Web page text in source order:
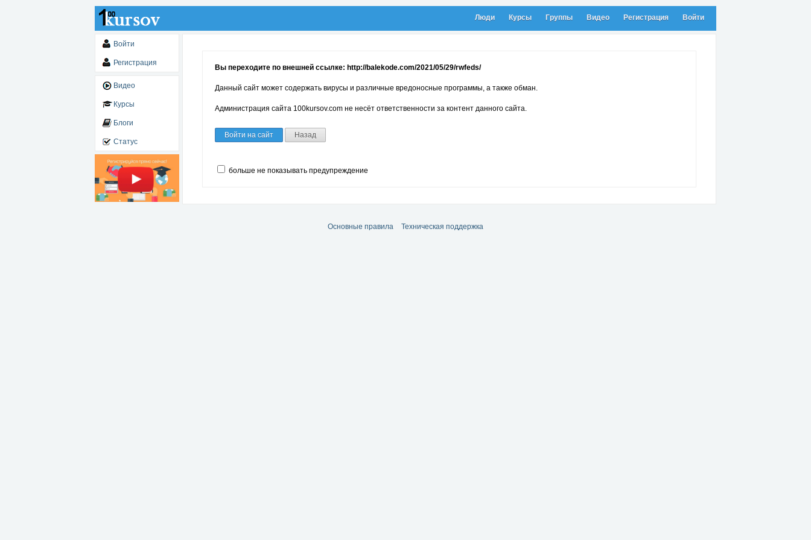
Люди Курсы Группы Видео Регистрация Войти
Войти
Регистрация
Видео
Курсы
Блоги
Статус
Вы переходите по внешней ссылке: http://balekode.com/2021/05/29/rwfeds/
Данный сайт может содержать вирусы и различные вредоносные программы, а также обман.
Администрация сайта 100kursov.com не несёт ответственности за контент данного сайта.
Войти на сайт Назад
больше не показывать предупреждение
Основные правила Техническая поддержка